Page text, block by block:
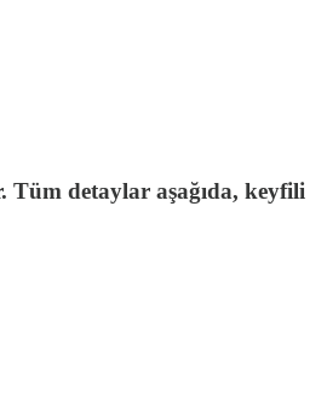
Tüm detaylar aşağıda, keyfili